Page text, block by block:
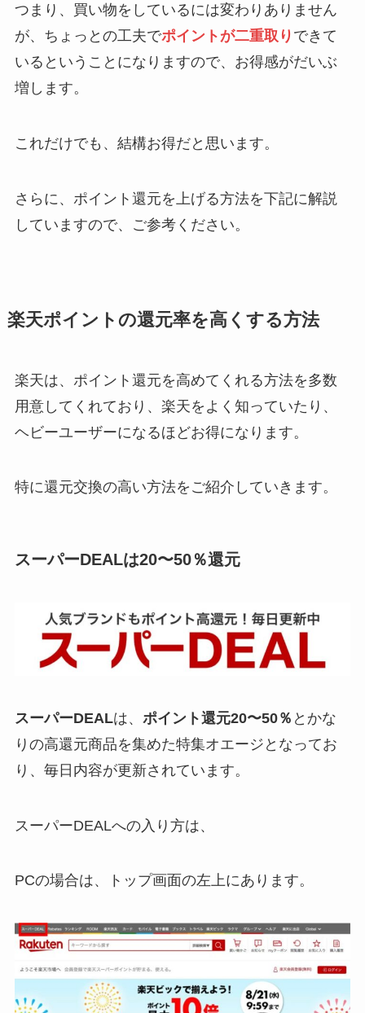
つまり、買い物をしているには変わりありません
が、ちょっとの工夫でポイントが二重取り できて
いるということになりますので、お得感がだいぶ
増します。
これだけでも、結構お得だと思います。
さらに、ポイント還元を上げる方法を下記に解説
していますので、ご参考ください。
楽天ポイントの還元率を高くする方法
楽天は、ポイント還元を高めてくれる方法を多数
用意してくれており、楽天をよく知っていたり、
ヘビーユーザーになるほどお得になります。
特に還元交換の高い方法をご紹介していきます。
スーパーDEALは20〜50％還元
スーパーDEALは、 ポイント還元20〜50％ とかな
りの高還元商品を集めた特集オエージとなってお
り、毎日内容が更新されています。
スーパーDEALへの入り方は、
PCの場合は、トップ画面の左上にあります。